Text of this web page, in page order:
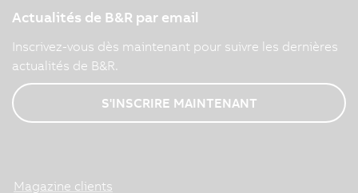
Actualités de B&R par email
Inscrivez-vous dès maintenant pour suivre les dernières
actualités de B&R.
S'INSCRIRE MAINTENANT
Magazine clients